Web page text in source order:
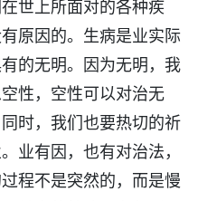
世上所面对的各种疾
原因的。生病是业实际
的无明。因为无明，我
性，空性可以对治无
时，我们也要热切的祈
业有因，也有对治法，
程不是突然的，而是慢